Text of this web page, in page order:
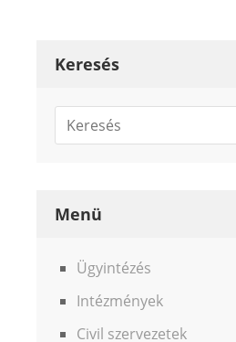
Keresés
Menü
Ügyintézés
Intézmények
Civil szervezetek